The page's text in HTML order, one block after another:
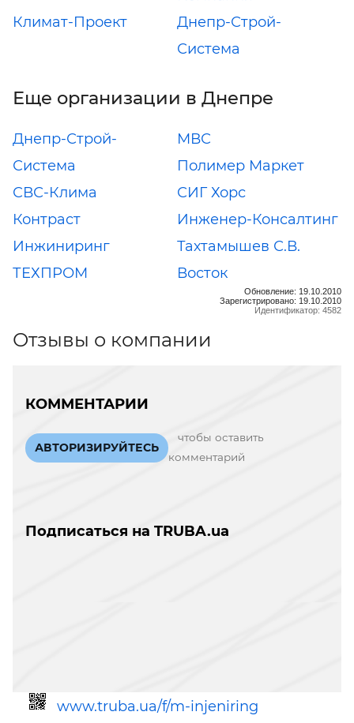
Климат-Проект
Днепр-Строй-
Система
Еще организации в Днепре
Днепр-Строй-
Система
МВС
Полимер Маркет
СВС-Клима
СИГ Хорс
Контраст
Инжиниринг
Инженер-Консалтинг
Тахтамышев С.В.
ТЕХПРОМ
Восток
Обновление: 19.10.2010
Зарегистрировано: 19.10.2010
Идентификатор: 4582
Отзывы о компании
КОММЕНТАРИИ
АВТОРИЗИРУЙТЕСЬ
чтобы оставить
комментарий
Подписаться на TRUBA.ua
www.truba.ua/f/m-injeniring